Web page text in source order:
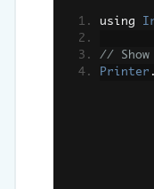
using
//
Printer .